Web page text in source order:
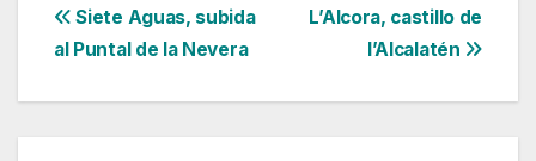
Navegación
L’Alcora, castillo de
l’Alcalatén
Siete Aguas, subida
al Puntal de la Nevera